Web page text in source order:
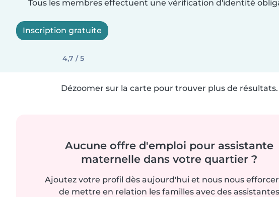
Tous les membres effectuent une vérification d'identité
Inscription gratuite
4,7 / 5
Dézoomer sur la carte pour trouver plus de résultats.
Aucune offre d'emploi pour assistante
maternelle dans votre quartier ?
Ajoutez votre profil dès aujourd'hui et nous nous
de mettre en relation les familles avec des assistantes